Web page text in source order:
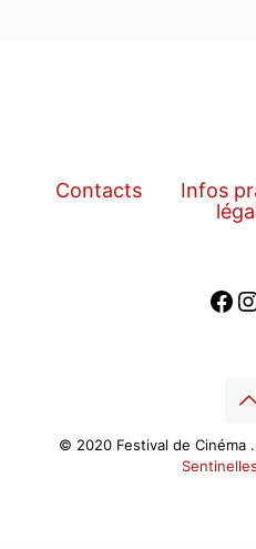
Contacts Infos
© 2020 Festival de Cinéma